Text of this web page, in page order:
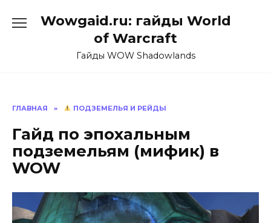
Wowgaid.ru: гайды World
of Warcraft
Гайды WOW Shadowlands
ГЛАВНАЯ » ПОДЗЕМЕЛЬЯ И РЕЙДЫ
Гайд по эпохальным
подземельям (мифик) в
WOW